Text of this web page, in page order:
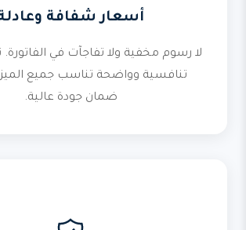
أسعار شفافة
لا رسوم مخفية ولا تفاجآت في
تنافسية وواضحة تناسب جميع
ضمان جودة عالية.